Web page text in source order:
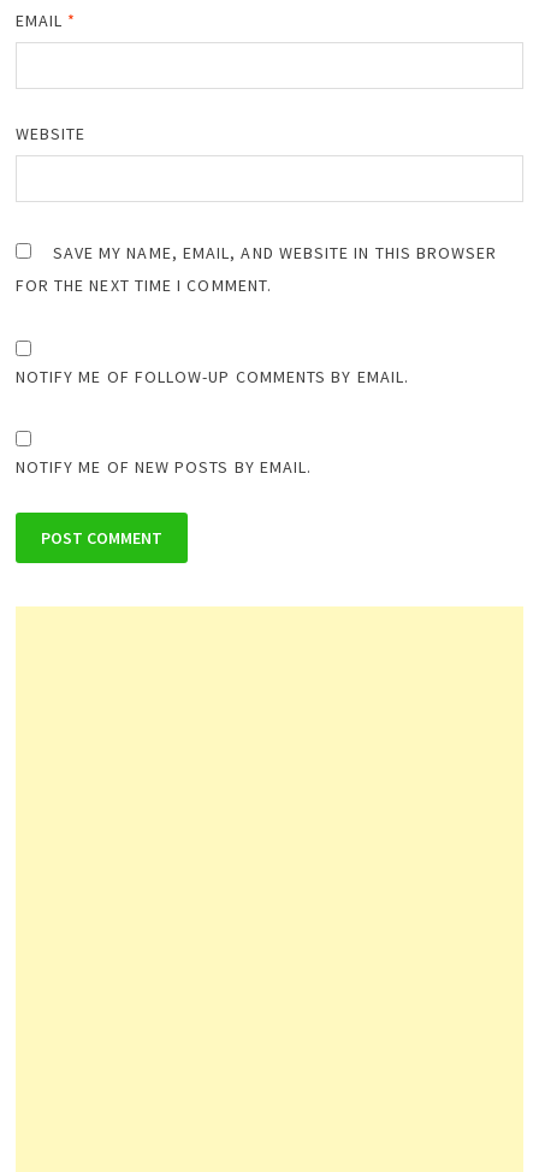
EMAIL *
WEBSITE
SAVE MY NAME, EMAIL, AND WEBSITE IN THIS BROWSER
FOR THE NEXT TIME I COMMENT.
NOTIFY ME OF FOLLOW-UP COMMENTS BY EMAIL.
NOTIFY ME OF NEW POSTS BY EMAIL.